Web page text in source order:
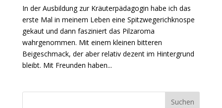
In der Ausbildung zur Kräuterpädagogin habe ich das
erste Mal in meinem Leben eine Spitzwegerichknospe
gekaut und dann fasziniert das Pilzaroma
wahrgenommen. Mit einem kleinen bitteren
Beigeschmack, der aber relativ dezent im Hintergrund
bleibt. Mit Freunden haben...